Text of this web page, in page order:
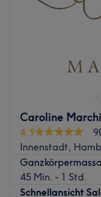
Caroline
4,9
Innenstadt,
45 Min. - 1 Std.
Schnellansicht